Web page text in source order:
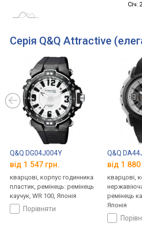
Січ.
Серія Q&Q Attractive
Q&Q DG04J004Y
від 1 547 грн.
кварцові, корпус годинника
пластик, ремінець: ремінець
каучук, WR 100, Японія
порівняти
Q&Q
від 1 880
кварцові,
ремінець
Японія